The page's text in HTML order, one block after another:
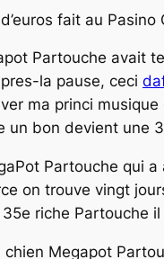
fait au
Partouche avait
la pause, ceci
ma princi
un bon devient une
Partouche qui
on trouve vingt
riche Partouche
chien Megapot